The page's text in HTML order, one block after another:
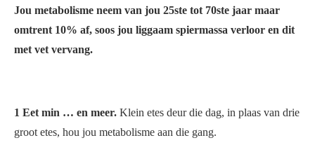
Jou metabolisme neem van jou 25ste tot 70ste jaar maar
omtrent 10% af, soos jou liggaam spiermassa verloor en dit
met vet vervang.
1 Eet min … en meer. Klein etes deur die dag, in plaas van drie
groot etes, hou jou metabolisme aan die gang.